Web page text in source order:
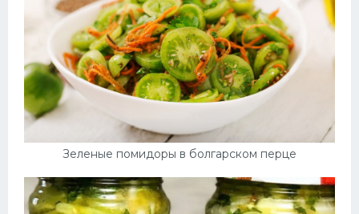
Зеленые помидоры в болгарском перце